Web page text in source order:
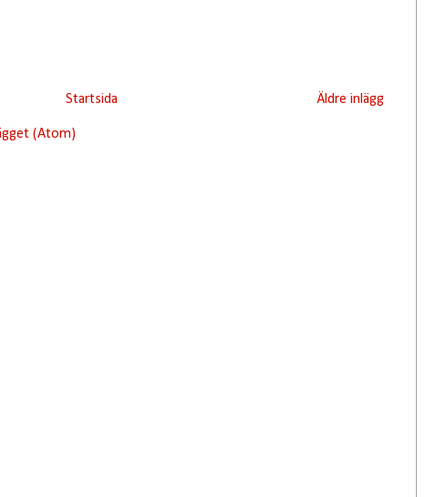
Äldre inlägg
Startsida
(Atom)